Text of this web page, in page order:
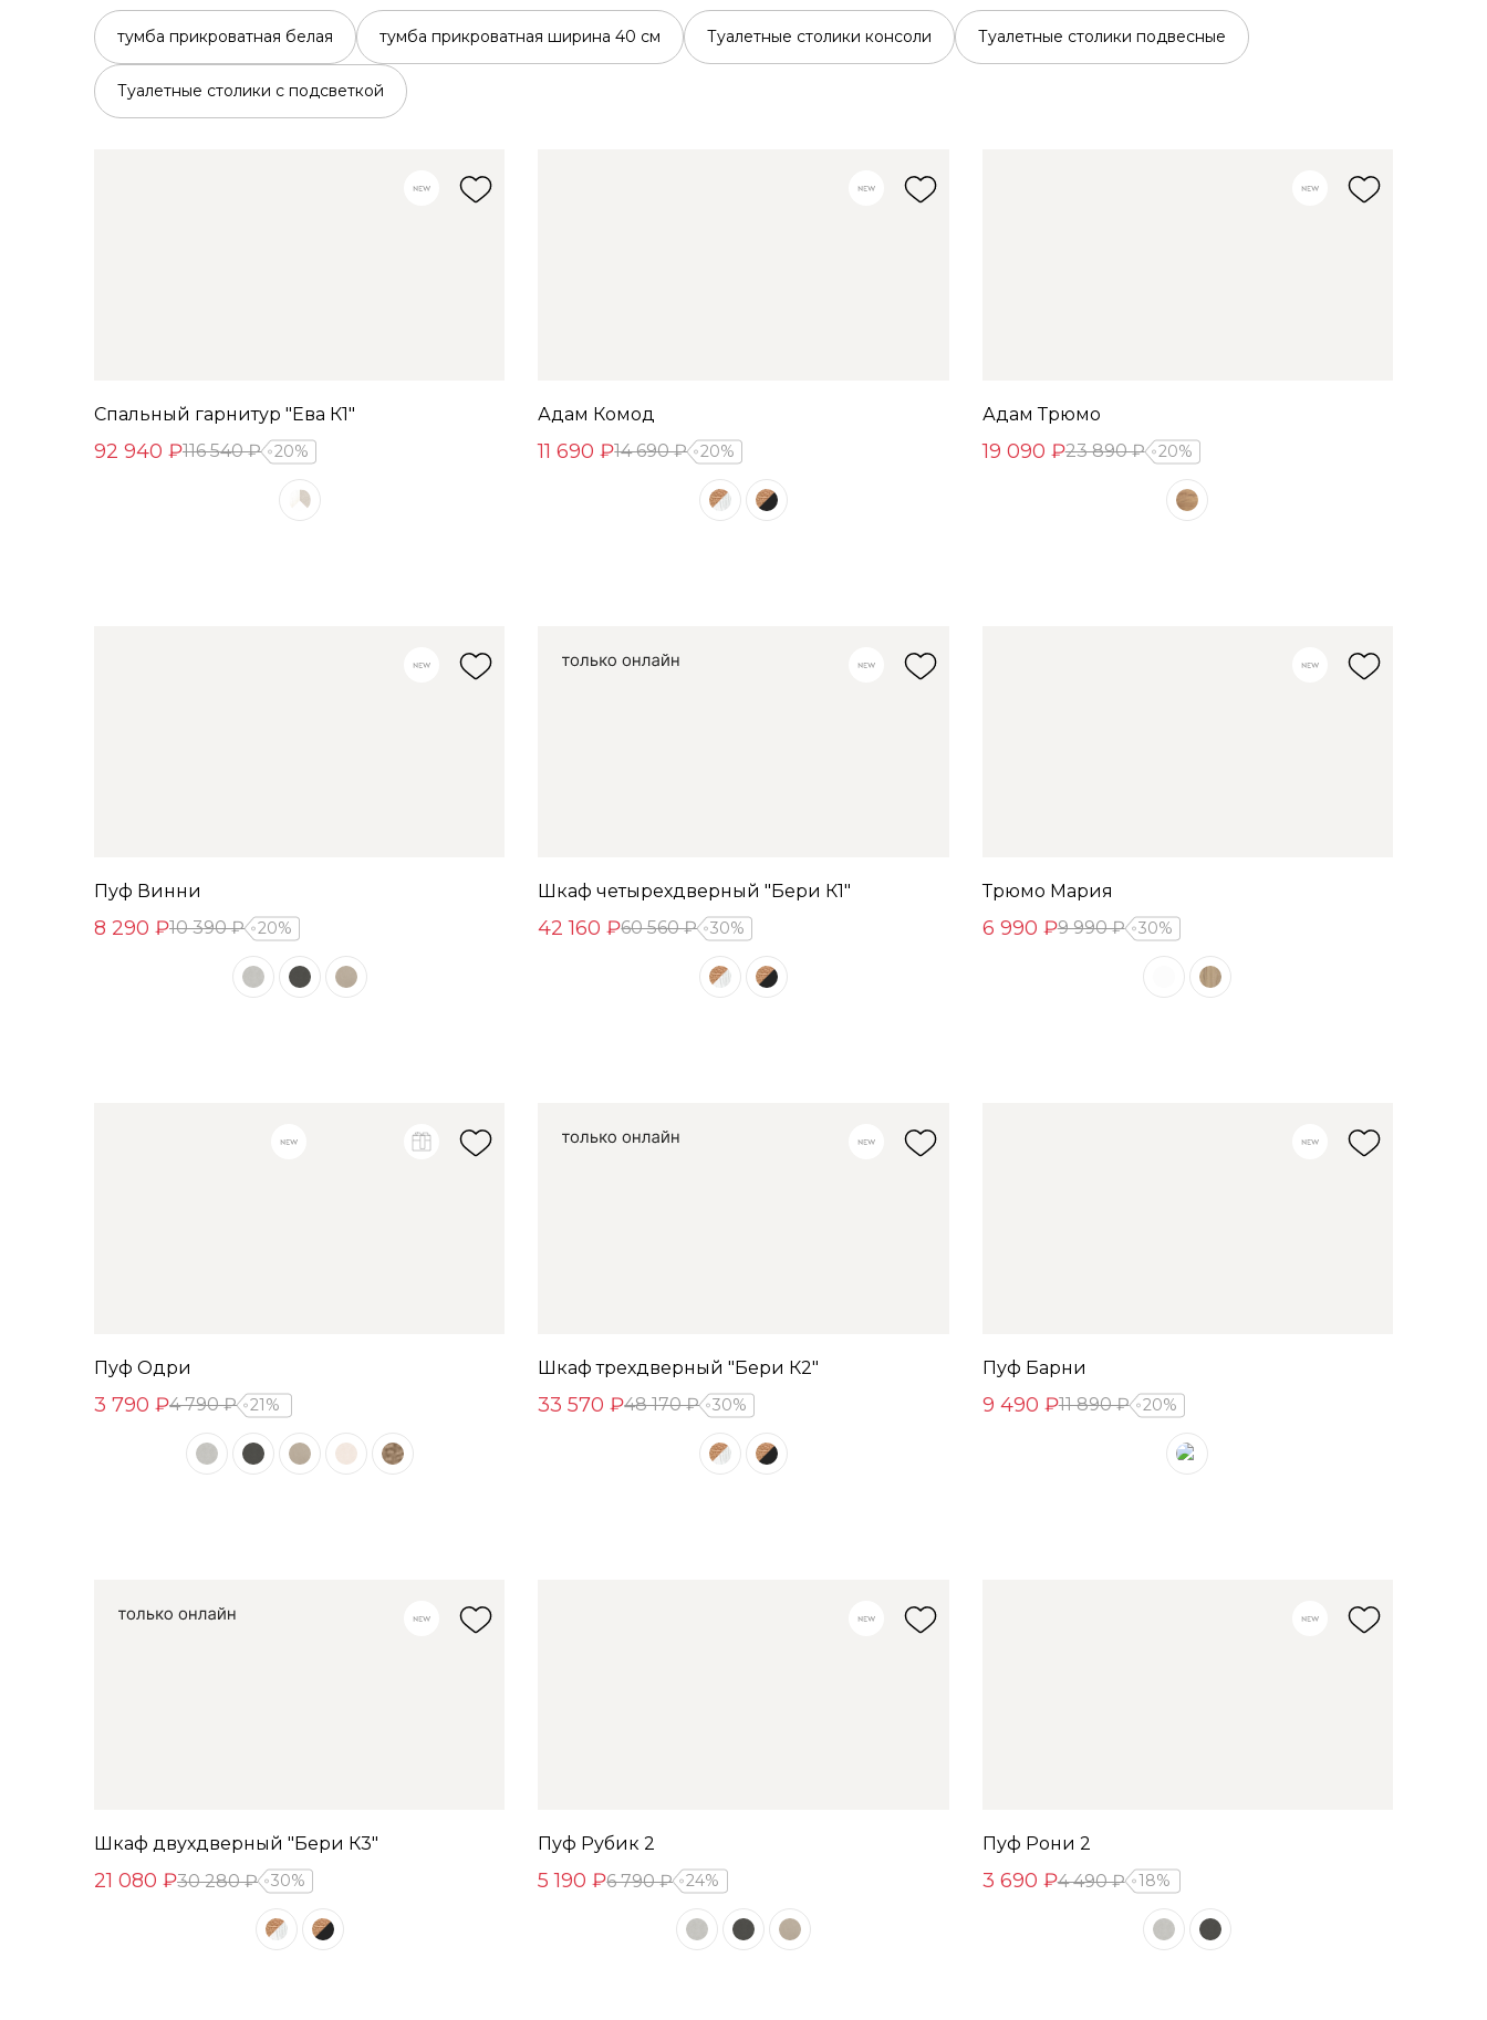
тумба прикроватная белая тумба прикроватная ширина 40 см Туалетные столики консоли Туалетные столики подвесные
Туалетные столики с подсветкой
Спальный гарнитур "Ева К1"
92 940 ₽116 540 ₽ 20%
Адам Комод
11 690 ₽14 690 ₽ 20%
Адам Трюмо
19 090 ₽23 890 ₽ 20%
Пуф Винни
8 290 ₽10 390 ₽ 20%
Шкаф четырехдверный "Бери К1"
42 160 ₽60 560 ₽ 30%
Трюмо Мария
6 990 ₽9 990 ₽ 30%
Пуф Одри
3 790 ₽4 790 ₽ 21%
Шкаф трехдверный "Бери К2"
33 570 ₽48 170 ₽ 30%
Пуф Барни
9 490 ₽11 890 ₽ 20%
Шкаф двухдверный "Бери К3"
21 080 ₽30 280 ₽ 30%
Пуф Рубик 2
5 190 ₽6 790 ₽ 24%
Пуф Рони 2
3 690 ₽4 490 ₽ 18%